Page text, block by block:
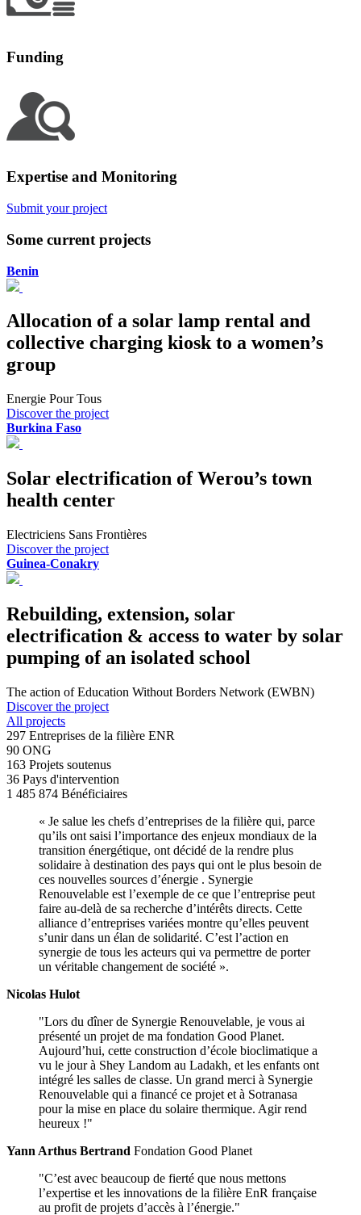
Funding
Expertise and Monitoring
Submit your project
Some current projects
Benin
Allocation of a solar lamp rental and
collective charging kiosk to a women’s
group
Energie Pour Tous
Discover the project
Burkina Faso
Solar electrification of Werou’s town
health center
Electriciens Sans Frontières
Discover the project
Guinea-Conakry
Rebuilding, extension, solar
electrification & access to water by solar
pumping of an isolated school
The action of Education Without Borders Network (EWBN)
Discover the project
All projects
297 Entreprises de la filière ENR
90 ONG
163 Projets soutenus
36 Pays d'intervention
1 485 874 Bénéficiaires
« Je salue les chefs d’entreprises de la filière qui, parce
qu’ils ont saisi l’importance des enjeux mondiaux de la
transition énergétique, ont décidé de la rendre plus
solidaire à destination des pays qui ont le plus besoin de
ces nouvelles sources d’énergie . Synergie
Renouvelable est l’exemple de ce que l’entreprise peut
faire au-delà de sa recherche d’intérêts directs. Cette
alliance d’entreprises variées montre qu’elles peuvent
s’unir dans un élan de solidarité. C’est l’action en
synergie de tous les acteurs qui va permettre de porter
un véritable changement de société ».
Nicolas Hulot
"Lors du dîner de Synergie Renouvelable, je vous ai
présenté un projet de ma fondation Good Planet.
Aujourd’hui, cette construction d’école bioclimatique a
vu le jour à Shey Landom au Ladakh, et les enfants ont
intégré les salles de classe. Un grand merci à Synergie
Renouvelable qui a financé ce projet et à Sotranasa
pour la mise en place du solaire thermique. Agir rend
heureux !"
Yann Arthus Bertrand Fondation Good Planet
"C’est avec beaucoup de fierté que nous mettons
l’expertise et les innovations de la filière EnR française
au profit de projets d’accès à l’énergie."